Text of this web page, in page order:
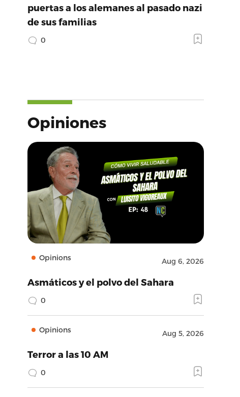
puertas a los alemanes al pasado nazi
de sus familias
0
Opiniones
Opinions Aug 6, 2026
Asmáticos y el polvo del Sahara
0
Opinions Aug 5, 2026
Terror a las 10 AM
0